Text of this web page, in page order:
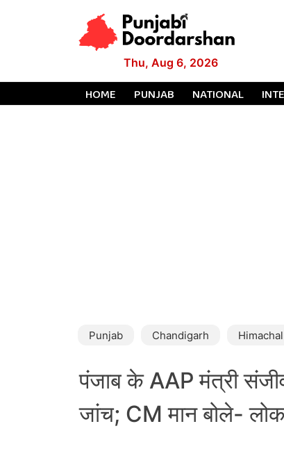
Thu, Aug 6, 2026
HOME PUNJAB NATIONAL
Punjab Chandigarh
पंजाब के AAP मंत्री
जांच; CM मान बोले-